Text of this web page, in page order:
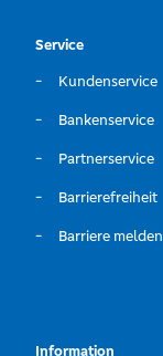
Service
Kundenservice
Bankenservice
Partnerservice
Barrierefreiheit
Barriere melden
Information